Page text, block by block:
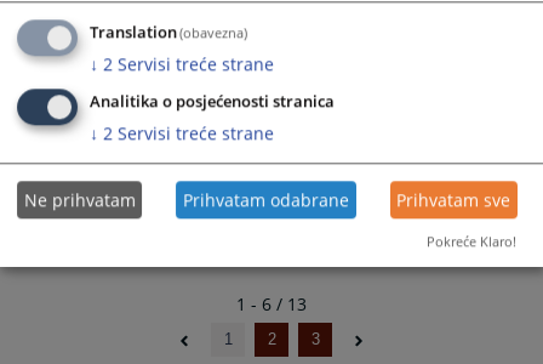
30.04.2026.
27.09.2024. godine
1 - 6 / 13
1 2 3
Translation(obavezna)
↓ 2 Servisi treće strane
Analitika o posjećenosti stranica
↓ 2 Servisi treće strane
Ne prihvatam Prihvatam odabrane Prihvatam sve
Pokreće Klaro!